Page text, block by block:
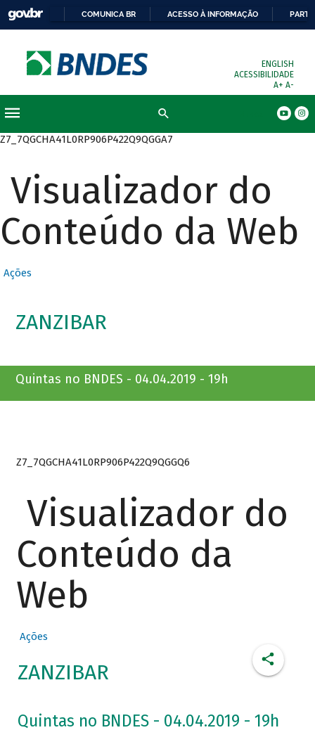
COMUNICA BR ACESSO À INFORMAÇÃO
ENGLISH
ACESSIBILIDADE
A+ A-
Z7_7QGCHA41L0RP906P422Q9QGGA7
Visualizador do
Conteúdo da Web
Ações
ZANZIBAR
Quintas no BNDES - 04.04.2019 - 19h
Z7_7QGCHA41L0RP906P422Q9QGGQ6
Visualizador do
Conteúdo da
Web
Ações
ZANZIBAR
Quintas no BNDES - 04.04.2019 - 19h